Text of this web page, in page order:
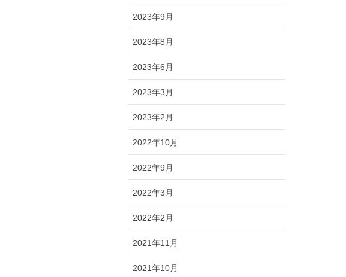
2023年9月
2023年8月
2023年6月
2023年3月
2023年2月
2022年10月
2022年9月
2022年3月
2022年2月
2021年11月
2021年10月